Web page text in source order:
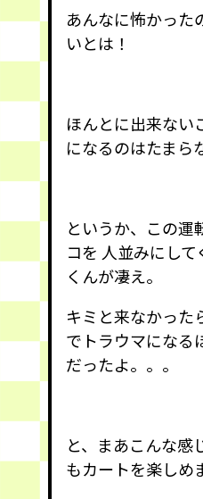
あんなに怖かった
いとは！
ほんとに出来ない
になるのはたまら
というか、この運
コを 人並みにし
くんが凄え。
キミと来なかった
でトラウマになる
だったよ。。。
と、まあこんな感
もカートを楽しめ